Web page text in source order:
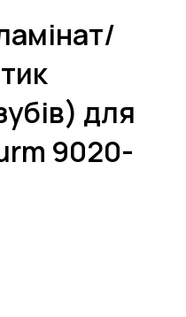
для
9020-